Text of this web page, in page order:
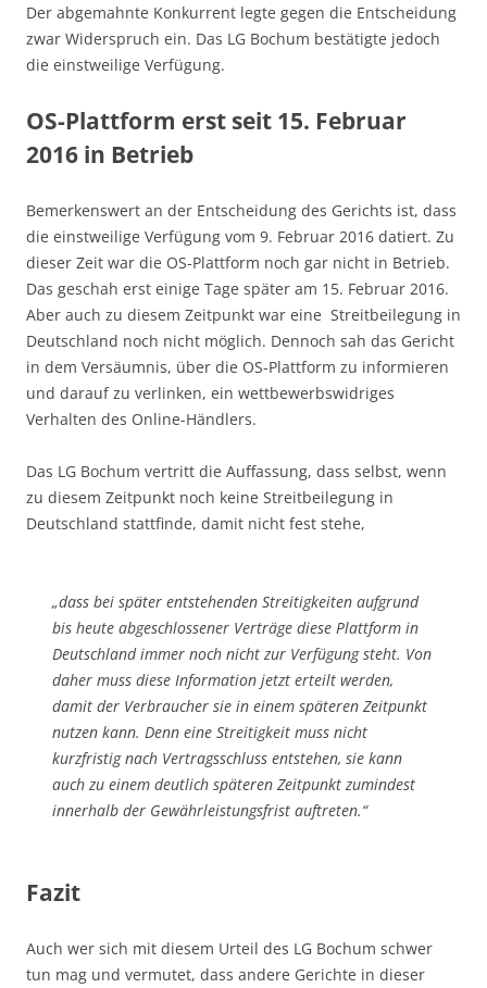
Der abgemahnte Konkurrent legte gegen die Entscheidung
zwar Widerspruch ein. Das LG Bochum bestätigte jedoch
die einstweilige Verfügung.
OS-Plattform erst seit 15. Februar
2016 in Betrieb
Bemerkenswert an der Entscheidung des Gerichts ist, dass
die einstweilige Verfügung vom 9. Februar 2016 datiert. Zu
dieser Zeit war die OS-Plattform noch gar nicht in Betrieb.
Das geschah erst einige Tage später am 15. Februar 2016.
Aber auch zu diesem Zeitpunkt war eine Streitbeilegung in
Deutschland noch nicht möglich. Dennoch sah das Gericht
in dem Versäumnis, über die OS-Plattform zu informieren
und darauf zu verlinken, ein wettbewerbswidriges
Verhalten des Online-Händlers.
Das LG Bochum vertritt die Auffassung, dass selbst, wenn
zu diesem Zeitpunkt noch keine Streitbeilegung in
Deutschland stattfinde, damit nicht fest stehe,
„dass bei später entstehenden Streitigkeiten aufgrund
bis heute abgeschlossener Verträge diese Plattform in
Deutschland immer noch nicht zur Verfügung steht. Von
daher muss diese Information jetzt erteilt werden,
damit der Verbraucher sie in einem späteren Zeitpunkt
nutzen kann. Denn eine Streitigkeit muss nicht
kurzfristig nach Vertragsschluss entstehen, sie kann
auch zu einem deutlich späteren Zeitpunkt zumindest
innerhalb der Gewährleistungsfrist auftreten.“
Fazit
Auch wer sich mit diesem Urteil des LG Bochum schwer
tun mag und vermutet, dass andere Gerichte in dieser